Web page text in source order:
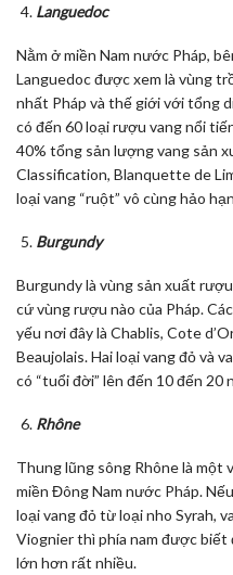
Languedoc
Nằm ở miền Nam nước Pháp,
Languedoc được xem là vùng
nhất Pháp và thế giới với tổng
có đến 60 loại rượu vang nổi
40% tổng sản lượng vang sản
Classification, Blanquette de
loại vang “ruột” vô cùng hảo
Burgundy
Burgundy là vùng sản xuất
cứ vùng rượu nào của Pháp.
yếu nơi đây là Chablis, Cote
Beaujolais. Hai loại vang đỏ và
có “tuổi đời” lên đến 10 đến 20
Rhône
Thung lũng sông Rhône là một
miền Đông Nam nước Pháp.
loại vang đỏ từ loại nho Syrah,
Viognier thì phía nam được
lớn hơn rất nhiều.